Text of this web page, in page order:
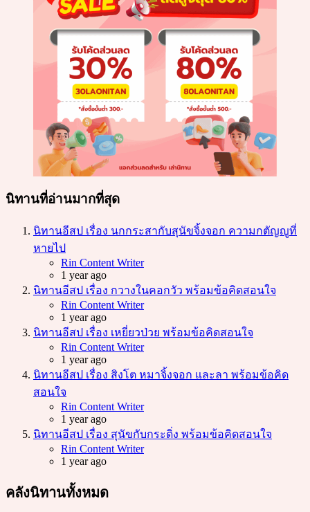
นิทานที่อ่านมากที่สุด
นิทานอีสป เรื่อง นกกระสากับสุนัขจิ้งจอก ความกตัญญูที่
หายไป
Posted
Rin Content Writer
1 year ago
นิทานอีสป เรื่อง กวางในคอกวัว พร้อมข้อคิดสอนใจ
Posted
Rin Content Writer
1 year ago
นิทานอีสป เรื่อง เหยี่ยวป่วย พร้อมข้อคิดสอนใจ
Posted
Rin Content Writer
1 year ago
นิทานอีสป เรื่อง สิงโต หมาจิ้งจอก และลา พร้อมข้อคิด
สอนใจ
Posted
Rin Content Writer
1 year ago
นิทานอีสป เรื่อง สุนัขกับกระดิ่ง พร้อมข้อคิดสอนใจ
Posted
Rin Content Writer
1 year ago
คลังนิทานทั้งหมด